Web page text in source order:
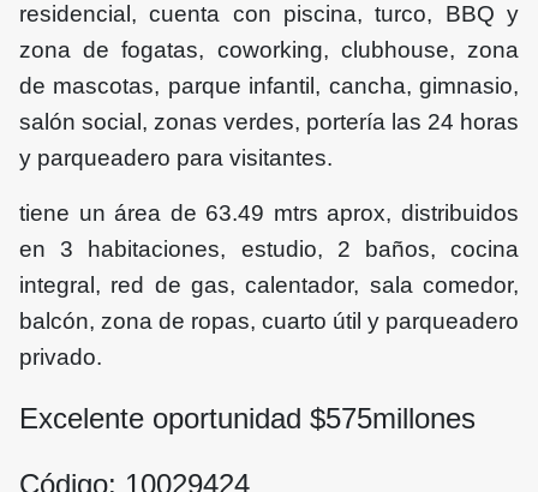
residencial, cuenta con piscina, turco, BBQ y
zona de fogatas, coworking, clubhouse, zona
de mascotas, parque infantil, cancha, gimnasio,
salón social, zonas verdes, portería las 24 horas
y parqueadero para visitantes.
tiene un área de 63.49 mtrs aprox, distribuidos
en 3 habitaciones, estudio, 2 baños, cocina
integral, red de gas, calentador, sala comedor,
balcón, zona de ropas, cuarto útil y parqueadero
privado.
Excelente oportunidad $575millones
Código: 10029424